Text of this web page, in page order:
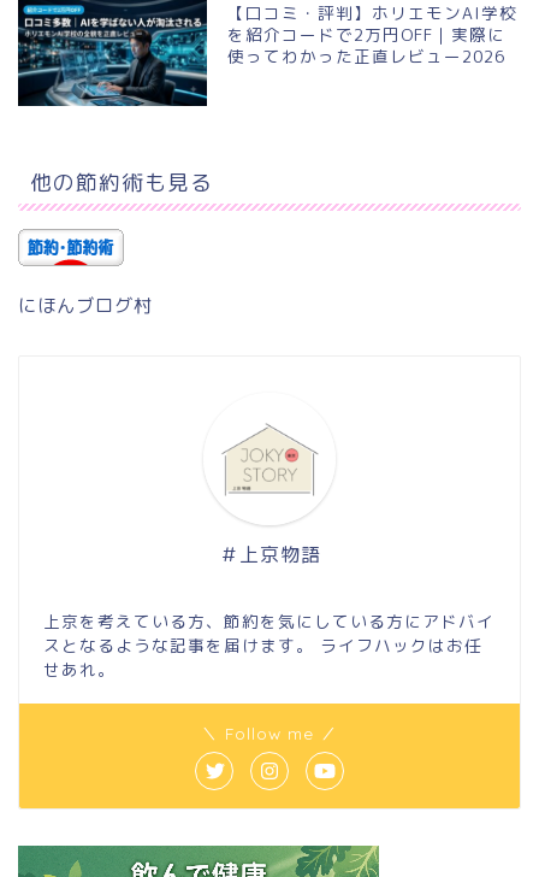
【口コミ・評判】ホリエモンAI学校
を紹介コードで2万円OFF｜実際に
使ってわかった正直レビュー2026
他の節約術も見る
にほんブログ村
＃上京物語
上京を考えている方、節約を気にしている方にアドバイ
スとなるような記事を届けます。 ライフハックはお任
せあれ。
＼ Follow me ／